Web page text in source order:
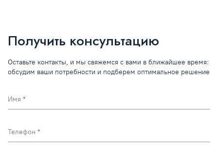
Получить консультацию
Оставьте контакты, и мы свяжемся с вами в ближайшее время:
обсудим ваши потребности и подберем оптимальное решение
Имя
Телефон